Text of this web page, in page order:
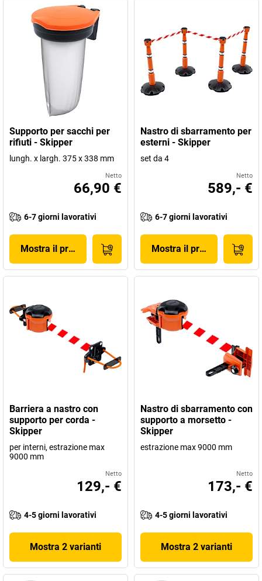
Supporto per sacchi per
rifiuti - Skipper
lungh. x largh. 375 x 338 mm
Netto
66,90 €
6-7 giorni lavorativi
Mostra il prodotto
Nastro di sbarramento per
esterni - Skipper
set da 4
Netto
589,- €
6-7 giorni lavorativi
Mostra il prodotto
Barriera a nastro con
supporto per corda -
Skipper
per interni, estrazione max
9000 mm
Netto
129,- €
4-5 giorni lavorativi
Mostra 2 varianti
Nastro di sbarramento con
supporto a morsetto -
Skipper
estrazione max 9000 mm
Netto
173,- €
4-5 giorni lavorativi
Mostra 2 varianti